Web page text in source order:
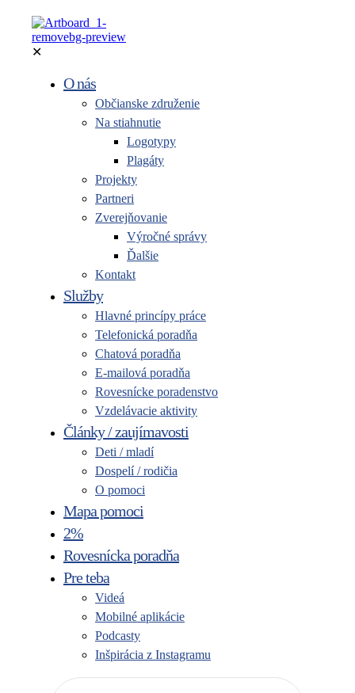
✕
O nás
Občianske združenie
Na stiahnutie
Logotypy
Plagáty
Projekty
Partneri
Zverejňovanie
Výročné správy
Ďalšie
Kontakt
Služby
Hlavné princípy práce
Telefonická poradňa
Chatová poradňa
E-mailová poradňa
Rovesnícke poradenstvo
Vzdelávacie aktivity
Články / zaujímavosti
Deti / mladí
Dospelí / rodičia
O pomoci
Mapa pomoci
2%
Rovesnícka poradňa
Pre teba
Videá
Mobilné aplikácie
Podcasty
Inšpirácia z Instagramu